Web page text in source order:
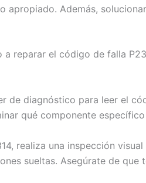
Además,
reparar el código de falla
de diagnóstico para leer el
qué componente
realiza una inspección
sueltas. Asegúrate de